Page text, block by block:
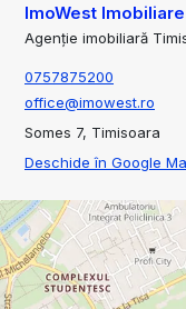
ImoWest Imobiliare
Agenție imobiliară
0757875200
office@imowest.ro
Somes 7, Timisoara
Deschide în Google